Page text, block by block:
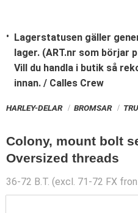
Lagerstatusen gäller
lager. (ART.nr som börjar
Vill du handla i butik så
innan. / Calles Crew
HARLEY-DELAR BROMSAR
Colony, mount bolt
Oversized threads
36-72 B.T. (excl. 71-72 FX